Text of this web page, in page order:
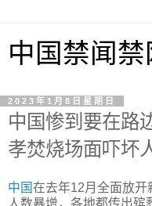
中国禁闻禁
2023年1月8日星期日
中国惨到要在路
孝焚烧场面吓坏
中国在去年12月全面放开
人数暴增，各地都传出殡